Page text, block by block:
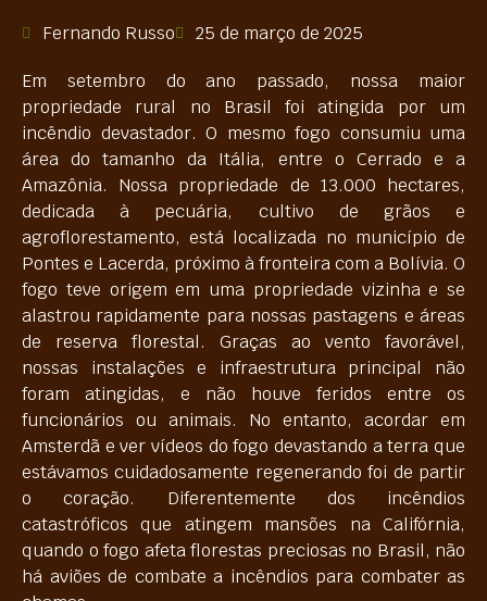
Fernando Russo 25 de março de 2025
Em setembro do ano passado, nossa maior
propriedade rural no Brasil foi atingida por um
incêndio devastador. O mesmo fogo consumiu uma
área do tamanho da Itália, entre o Cerrado e a
Amazônia. Nossa propriedade de 13.000 hectares,
dedicada à pecuária, cultivo de grãos e
agroflorestamento, está localizada no município de
Pontes e Lacerda, próximo à fronteira com a Bolívia. O
fogo teve origem em uma propriedade vizinha e se
alastrou rapidamente para nossas pastagens e áreas
de reserva florestal. Graças ao vento favorável,
nossas instalações e infraestrutura principal não
foram atingidas, e não houve feridos entre os
funcionários ou animais. No entanto, acordar em
Amsterdã e ver vídeos do fogo devastando a terra que
estávamos cuidadosamente regenerando foi de partir
o coração. Diferentemente dos incêndios
catastróficos que atingem mansões na Califórnia,
quando o fogo afeta florestas preciosas no Brasil, não
há aviões de combate a incêndios para combater as